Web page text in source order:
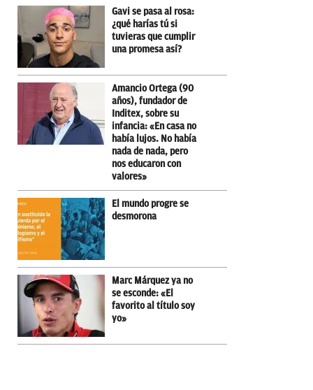
Gavi se pasa al rosa:
¿qué harías tú si
tuvieras que cumplir
una promesa así?
Amancio Ortega (90
años), fundador de
Inditex, sobre su
infancia: «En casa no
había lujos. No había
nada de nada, pero
nos educaron con
valores»
El mundo progre se
desmorona
Marc Márquez ya no
se esconde: «El
favorito al título soy
yo»